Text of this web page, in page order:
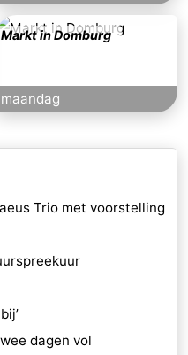
Markt in Domburg
maandag
Trio met voorstelling
dagen vol